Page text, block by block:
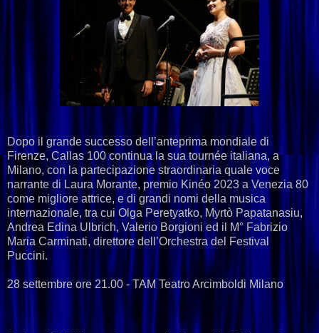
Dopo il grande successo dell’anteprima mondiale di
Firenze, Callas 100 continua la sua tournée italiana, a
Milano, con la partecipazione straordinaria quale voce
narrante di Laura Morante, premio Kinéo 2023 a Venezia 80
come migliore attrice, e di grandi nomi della musica
internazionale, tra cui Olga Peretyatko, Myrtò Papatanasiu,
Andrea Edina Ulbrich, Valerio Borgioni ed il M° Fabrizio
Maria Carminati, direttore dell’Orchestra del Festival
Puccini.
28 settembre ore 21.00 - TAM Teatro Arcimboldi Milano